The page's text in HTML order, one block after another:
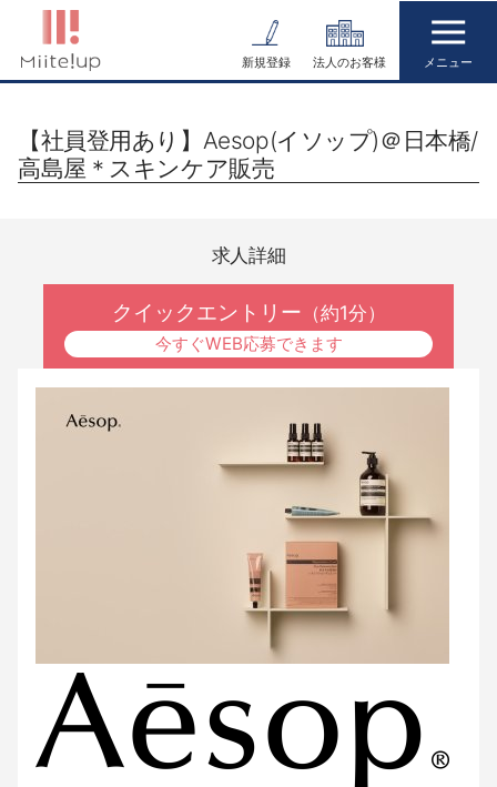
テ
新規登録 法人のお客様
【社員登用あり】Aesop(イソップ)＠日本橋/
高島屋＊スキンケア販売
求人詳細
クイックエントリー （約1分）
今すぐWEB応募できます